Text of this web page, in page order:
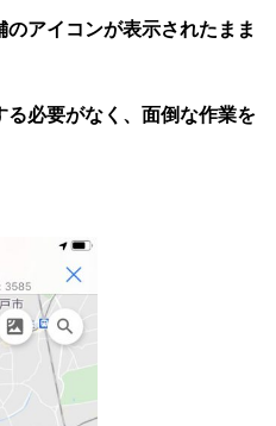
アイコンが表示されたまま
必要がなく、面倒な作業を